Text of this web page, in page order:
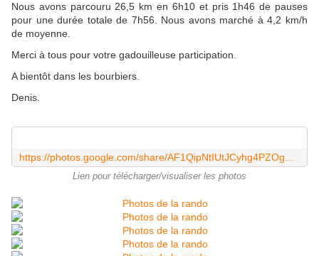
Nous avons parcouru 26,5 km en 6h10 et pris 1h46 de pauses
pour une durée totale de 7h56. Nous avons marché à 4,2 km/h
de moyenne.
Merci à tous pour votre gadouilleuse participation.
A bientôt dans les bourbiers.
Denis.
Lien pour télécharger/visualiser les photos